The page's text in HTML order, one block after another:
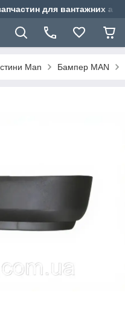
для вантажних
Man Бампер MAN